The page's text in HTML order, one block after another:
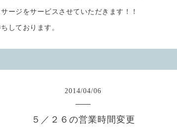
ージをサービスさせていただきます！！
しております。
2014/04/06
５／２６の営業時間変更